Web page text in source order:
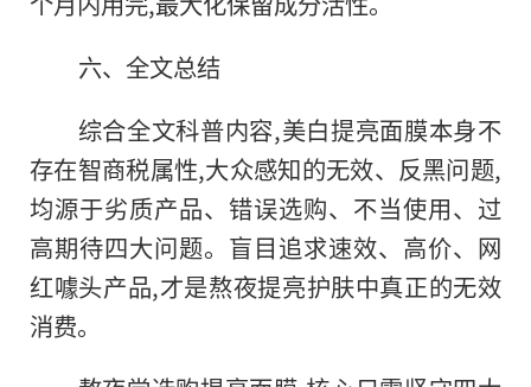
六、全文总结
综合全文科普内容,美白提亮面膜本身不
存在智商税属性,大众感知的无效、反黑问题,
均源于劣质产品、错误选购、不当使用、过
高期待四大问题。盲目追求速效、高价、网
红噱头产品,才是熬夜提亮护肤中真正的无效
消费。